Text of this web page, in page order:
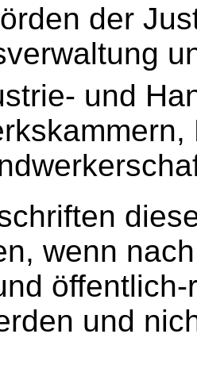
der
und
wenn
und